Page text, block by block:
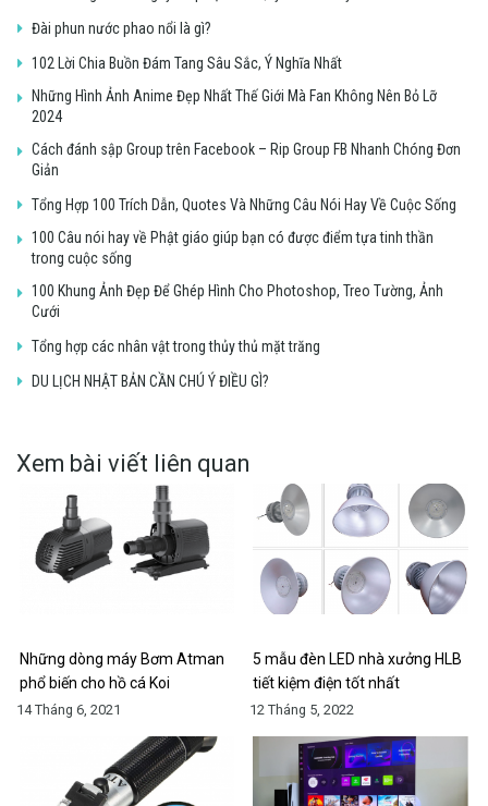
Đài phun nước phao nổi là gì?
102 Lời Chia Buồn Đám Tang Sâu Sắc, Ý Nghĩa Nhất
Những Hình Ảnh Anime Đẹp Nhất Thế Giới Mà Fan Không Nên Bỏ Lỡ
2024
Cách đánh sập Group trên Facebook – Rip Group FB Nhanh Chóng Đơn
Giản
Tổng Hợp 100 Trích Dẫn, Quotes Và Những Câu Nói Hay Về Cuộc Sống
100 Câu nói hay về Phật giáo giúp bạn có được điểm tựa tinh thần
trong cuộc sống
100 Khung Ảnh Đẹp Để Ghép Hình Cho Photoshop, Treo Tường, Ảnh
Cưới
Tổng hợp các nhân vật trong thủy thủ mặt trăng
DU LỊCH NHẬT BẢN CẦN CHÚ Ý ĐIỀU GÌ?
Xem bài viết liên quan
Những dòng máy Bơm Atman
phổ biến cho hồ cá Koi
14 Tháng 6, 2021
5 mẫu đèn LED nhà xưởng HLB
tiết kiệm điện tốt nhất
12 Tháng 5, 2022